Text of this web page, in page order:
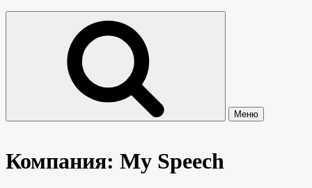
Меню
Компания: My Speech